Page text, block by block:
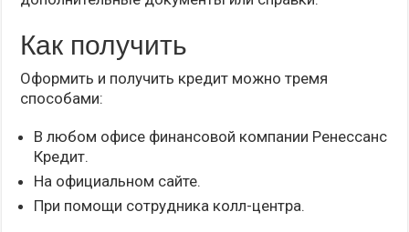
Как получить
Оформить и получить кредит можно тремя
способами:
В любом офисе финансовой компании Ренессанс
Кредит.
На официальном сайте.
При помощи сотрудника колл-центра.